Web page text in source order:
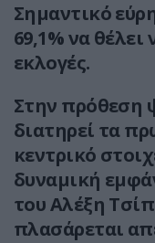
Σημαντικό
69,1% να
εκλογές.
Στην πρόθεση
διατηρεί τα
κεντρικό
δυναμική
του Αλέξη
πλασάρεται